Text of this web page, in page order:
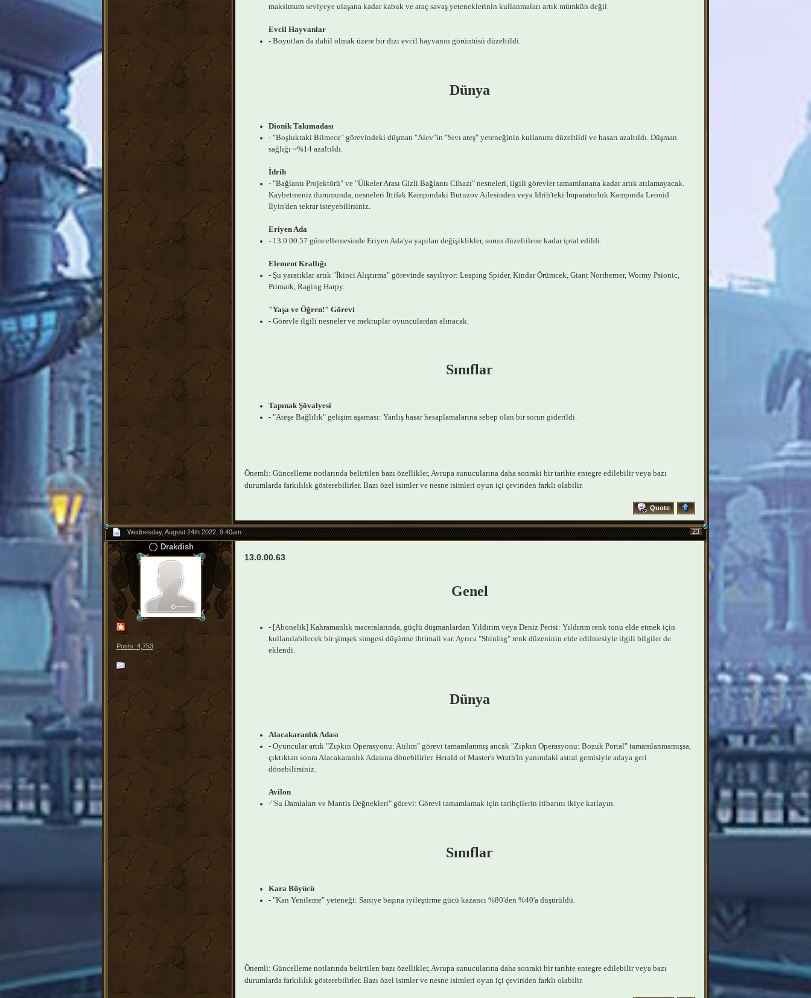
maksimum seviyeye ulaşana kadar kabuk ve araç savaş yeteneklerinin kullanmaları artık mümkün değil.
Evcil Hayvanlar
- Boyutları da dahil olmak üzere bir dizi evcil hayvanın görüntüsü düzeltildi.
Dünya
Dionik Takımadası
- "Boşluktaki Bilmece" görevindeki düşman "Alev"in "Sıvı ateş" yeteneğinin kullanımı düzeltildi ve hasarı azaltıldı. Düşman
sağlığı ~%14 azaltıldı.
İdrih
- "Bağlantı Projektörü" ve "Ülkeler Arası Gizli Bağlantı Cihazı" nesneleri, ilgili görevler tamamlanana kadar artık atılamayacak.
Kaybetmeniz durumunda, nesneleri İttifak Kampındaki Butuzov Ailesinden veya İdrih'teki İmparatorluk Kampında Leonid
Ilyin'den tekrar isteyebilirsiniz.
Eriyen Ada
- 13.0.00.57 güncellemesinde Eriyen Ada'ya yapılan değişiklikler, sorun düzeltilene kadar iptal edildi.
Element Krallığı
- Şu yaratıklar artık "İkinci Alıştırma" görevinde sayılıyor: Leaping Spider, Kindar Örümcek, Giant Northerner, Wormy Psionic,
Primark, Raging Harpy.
"Yaşa ve Öğren!" Görevi
- Görevle ilgili nesneler ve mektuplar oyunculardan alınacak.
Sınıflar
Tapınak Şövalyesi
- "Ateşe Bağlılık" gelişim aşaması: Yanlış hasar hesaplamalarına sebep olan bir sorun giderildi.
Önemli: Güncelleme notlarında belirtilen bazı özellikler, Avrupa sunucularına daha sonraki bir tarihte entegre edilebilir veya bazı
durumlarda farkılılık gösterebilirler. Bazı özel isimler ve nesne isimleri oyun içi çeviriden farklı olabilir.
Quote
23
Wednesday, August 24th 2022, 9:40am
Drakdish
Posts: 4,753
13.0.00.63
Genel
- [Abonelik] Kahramanlık maceralarında, güçlü düşmanlardan Yıldırım veya Deniz Perisi: Yıldırım renk tonu elde etmek için
kullanılabilecek bir şimşek simgesi düşürme ihtimali var. Ayrıca "Shining" renk düzeninin elde edilmesiyle ilgili bilgiler de
eklendi.
Dünya
Alacakaranlık Adası
- Oyuncular artık "Zıpkın Operasyonu: Atılım" görevi tamamlanmış ancak "Zıpkın Operasyonu: Bozuk Portal" tamamlanmamışsa,
çıktıktan sonra Alacakaranlık Adasına dönebilirler. Herald of Master's Wrath'in yanındaki astral gemisiyle adaya geri
dönebilirsiniz.
Avilon
-"Su Damlaları ve Mantis Değnekleri" görevi: Görevi tamamlamak için tarihçilerin itibarını ikiye katlayın.
Sınıflar
Kara Büyücü
- "Kan Yenileme" yeteneği: Saniye başına iyileştirme gücü kazancı %80'den %40'a düşürüldü.
Önemli: Güncelleme notlarında belirtilen bazı özellikler, Avrupa sunucularına daha sonraki bir tarihte entegre edilebilir veya bazı
durumlarda farkılılık gösterebilirler. Bazı özel isimler ve nesne isimleri oyun içi çeviriden farklı olabilir.